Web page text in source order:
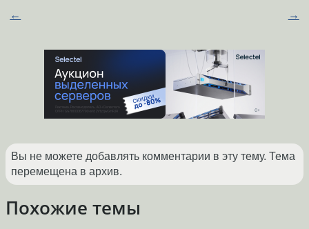
← →
Вы не можете добавлять комментарии в эту тему. Тема
перемещена в архив.
Похожие темы